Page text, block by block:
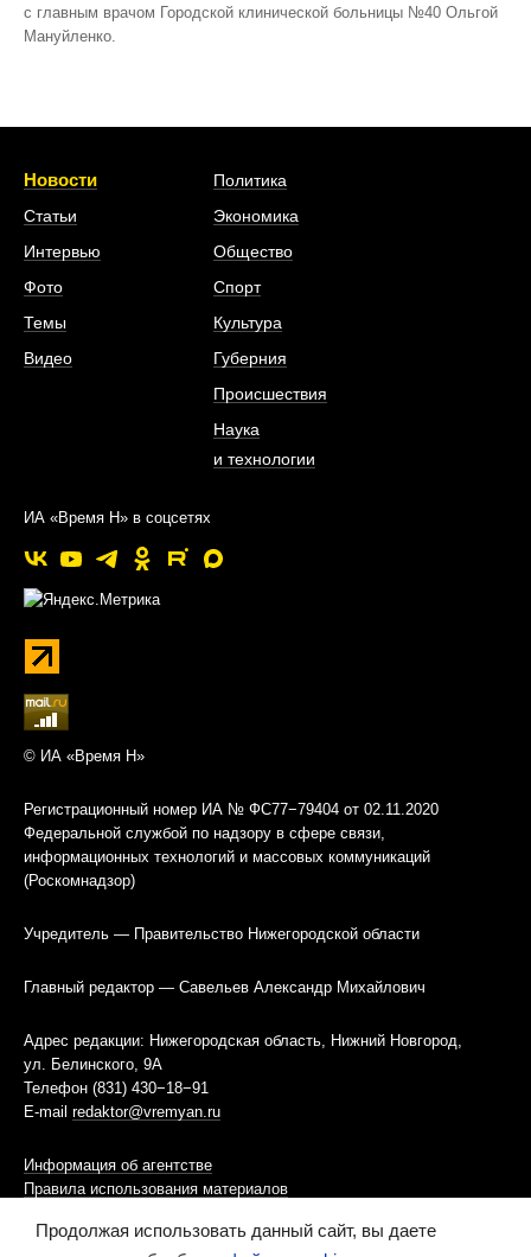
с главным врачом Городской клинической больницы №40 Ольгой
Мануйленко.
Новости
Статьи
Интервью
Фото
Темы
Видео
Политика
Экономика
Общество
Спорт
Культура
Губерния
Происшествия
Наука
и технологии
ИА «Время Н» в соцсетях
© ИА «Время Н»
Регистрационный номер ИА № ФС77−79404 от 02.11.2020
Федеральной службой по надзору в сфере связи,
информационных технологий и массовых коммуникаций
(Роскомнадзор)
Учредитель — Правительство Нижегородской области
Главный редактор — Савельев Александр Михайлович
Адрес редакции: Нижегородская область, Нижний Новгород,
ул. Белинского, 9А
Телефон (831) 430−18−91
E-mail redaktor@vremyan.ru
Информация об агентстве
Правила использования материалов
Информационная политика использования «cookies»-файлов
Продолжая использовать данный сайт, вы даете